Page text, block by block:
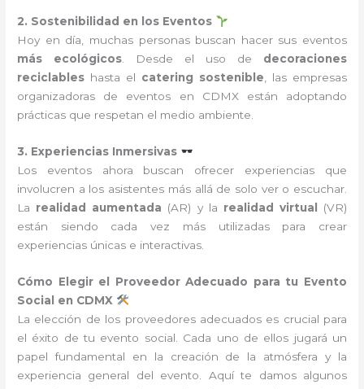
2. Sostenibilidad en los Eventos
Hoy en día, muchas personas buscan hacer sus eventos
más ecológicos. Desde el uso de decoraciones
reciclables hasta el catering sostenible, las empresas
organizadoras de eventos en CDMX están adoptando
prácticas que respetan el medio ambiente.
3. Experiencias Inmersivas
Los eventos ahora buscan ofrecer experiencias que
involucren a los asistentes más allá de solo ver o escuchar.
La realidad aumentada (AR) y la realidad virtual
(VR)
están siendo cada vez más utilizadas para crear
experiencias únicas e interactivas.
Cómo Elegir el Proveedor Adecuado para tu Evento
Social en CDMX
La elección de los proveedores adecuados es crucial para
el éxito de tu evento social. Cada uno de ellos jugará un
papel fundamental en la creación de la atmósfera y la
experiencia general del evento. Aquí te damos algunos